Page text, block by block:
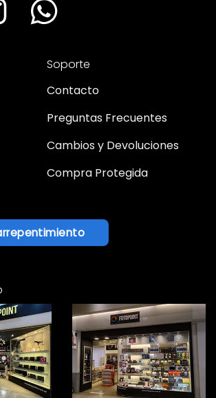
Soporte
Contacto
Preguntas Frecuentes
Cambios y Devoluciones
Compra Protegida